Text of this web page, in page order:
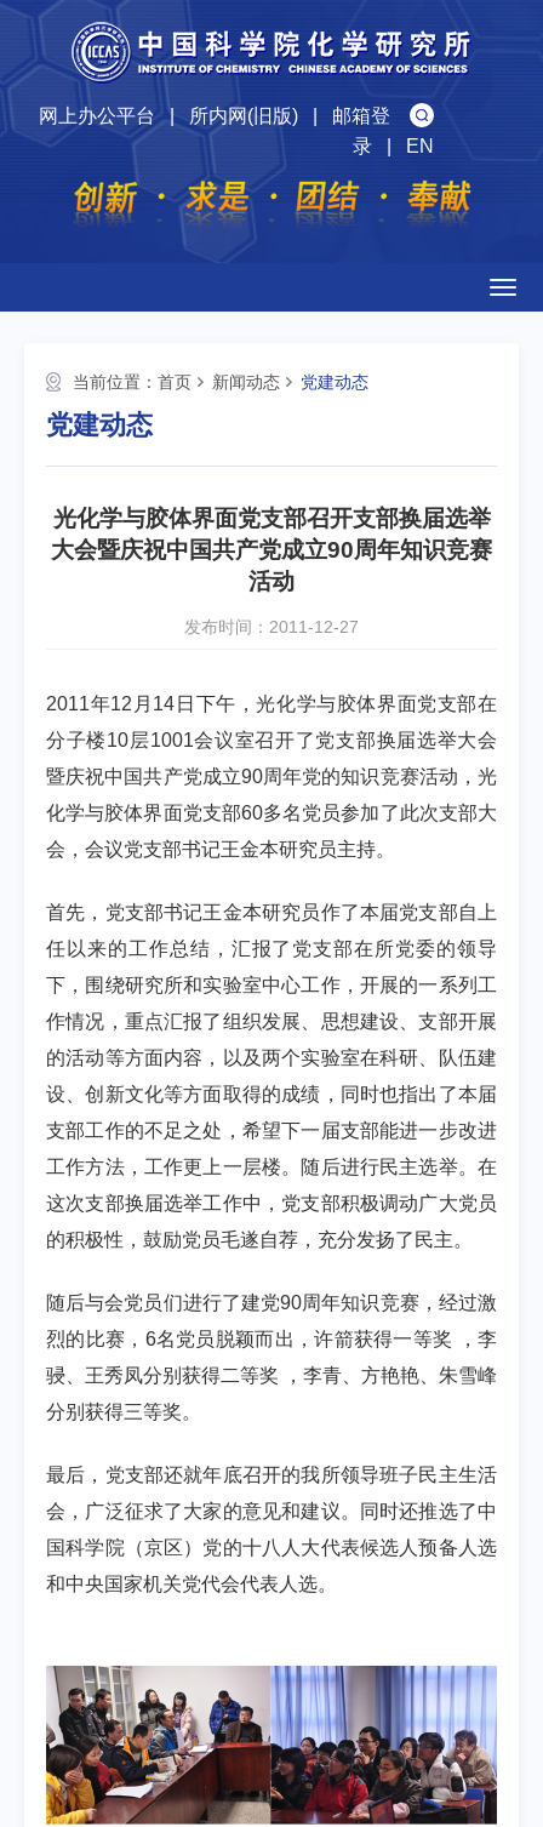
网上办公平台|所内网(旧版)| 邮箱登
录| EN
当前位置： 首页 新闻动态 党建动态
党建动态
光化学与胶体界面党支部召开支部换届选举
大会暨庆祝中国共产党成立90周年知识竞赛
活动
发布时间：2011-12-27
2011年12月14日下午，光化学与胶体界面党支部在
分子楼10层1001会议室召开了党支部换届选举大会
暨庆祝中国共产党成立90周年党的知识竞赛活动，光
化学与胶体界面党支部60多名党员参加了此次支部大
会，会议党支部书记王金本研究员主持。
首先，党支部书记王金本研究员作了本届党支部自上
任以来的工作总结，汇报了党支部在所党委的领导
下，围绕研究所和实验室中心工作，开展的一系列工
作情况，重点汇报了组织发展、思想建设、支部开展
的活动等方面内容，以及两个实验室在科研、队伍建
设、创新文化等方面取得的成绩，同时也指出了本届
支部工作的不足之处，希望下一届支部能进一步改进
工作方法，工作更上一层楼。随后进行民主选举。在
这次支部换届选举工作中，党支部积极调动广大党员
的积极性，鼓励党员毛遂自荐，充分发扬了民主。
随后与会党员们进行了建党90周年知识竞赛，经过激
烈的比赛，6名党员脱颖而出，许箭获得一等奖 ，李
骎、王秀凤分别获得二等奖 ，李青、方艳艳、朱雪峰
分别获得三等奖。
最后，党支部还就年底召开的我所领导班子民主生活
会，广泛征求了大家的意见和建议。同时还推选了中
国科学院（京区）党的十八人大代表候选人预备人选
和中央国家机关党代会代表人选。